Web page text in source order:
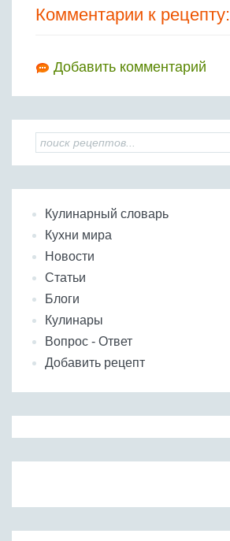
Комментарии к рецепту:
Добавить комментарий
Кулинарный словарь
Кухни мира
Новости
Статьи
Блоги
Кулинары
Вопрос - Ответ
Добавить рецепт